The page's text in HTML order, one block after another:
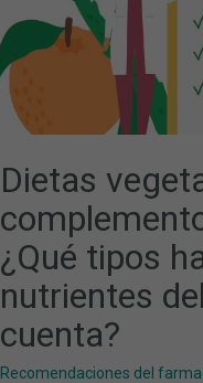
Dietas
¿Qué tipos
nutrientes
cuenta?
Recomendaciones del
DEBEMOS
TENER
EN